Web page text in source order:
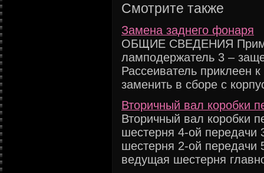
Смотрите также
Замена заднего фонаря
ОБЩИЕ СВЕДЕНИЯ
ламподержатель 3 –
Рассеиватель приклеен
заменить в сборе с
Вторичный вал коробки
Вторичный вал коробки
шестерня 4-ой передачи
шестерня 2-ой передачи
ведущая шестерня